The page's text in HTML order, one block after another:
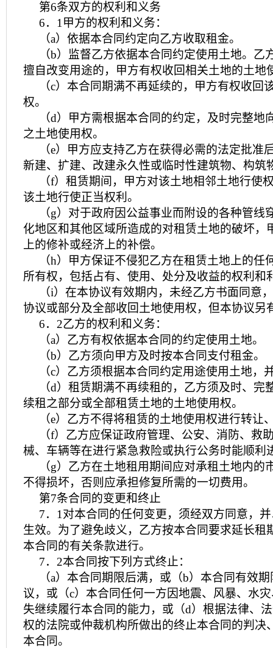
第6条双方的权利和义务
6．1甲方的权利和义务：
（a）依据本合同约定向乙方收取租金。
（b）监督乙方依据本合同约定使用土地。乙
擅自改变用途的，甲方有权收回相关土地的土地
（c）本合同期满不再延续的，甲方有权收回
权。
（d）甲方需根据本合同的约定，及时完整地
之土地使用权。
（e）甲方应支持乙方在获得必需的法定批准
新建、扩建、改建永久性或临时性建筑物、构筑
（f）租赁期间，甲方对该土地相邻土地行使
该土地行使正当权利。
（g）对于政府因公益事业而附设的各种管线
化地区和其他区域所造成的对租赁土地的破坏，
上的修补或经济上的补偿。
（h）甲方保证不侵犯乙方在租赁土地上的任
所有权，包括占有、使用、处分及收益的权利和
（i）在本协议有效期内，未经乙方书面同意
协议或部分及全部收回土地使用权，但本协议另
6．2乙方的权利和义务：
（a）乙方有权依据本合同的约定使用土地。
（b）乙方须向甲方及时按本合同支付租金。
（c）乙方须根据本合同约定用途使用土地，
（d）租赁期满不再续租的，乙方须及时、完
续租之部分或全部租赁土地的土地使用权。
（e）乙方不得将租赁的土地使用权进行转让
（f）乙方应保证政府管理、公安、消防、救
械、车辆等在进行紧急救险或执行公务时能顺利
（g）乙方在土地租用期间应对承租土地内的
不得损坏，否则应承担修复所需的一切费用。
第7条合同的变更和终止
7．1对本合同的任何变更，须经双方同意，
生效。为了避免歧义，乙方按本合同要求延长租
本合同的有关条款进行。
7．2本合同按下列方式终止：
（a）本合同期限后满，或（b）本合同有效
议，或（c）本合同任何一方因地震、风暴、水
失继续履行本合同的能力，或（d）根据法律、
权的法院或仲裁机构所做出的终止本合同的判决
本合同。